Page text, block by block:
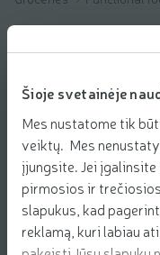
Šioje svetainėje
Mes nustatome tik
veiktų. Mes
įjungsite. Jei
pirmosios ir
slapukus, kad
reklamą, kuri labiau